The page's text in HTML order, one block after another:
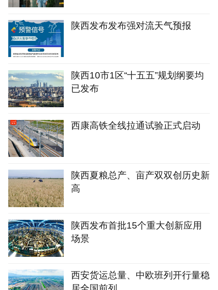
陕西发布发布强对流天气预报
陕西10市1区“十五五”规划纲要均
已发布
西康高铁全线拉通试验正式启动
陕西夏粮总产、亩产双双创历史新
高
陕西发布首批15个重大创新应用
场景
西安货运总量、中欧班列开行量稳